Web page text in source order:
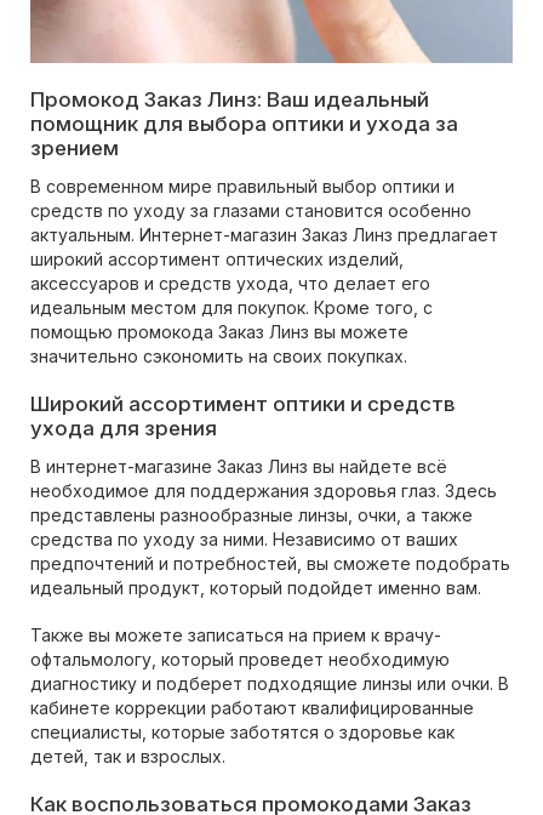
Промокод Заказ Линз: Ваш идеальный
помощник для выбора оптики и ухода за
зрением
В современном мире правильный выбор оптики и
средств по уходу за глазами становится особенно
актуальным. Интернет-магазин Заказ Линз предлагает
широкий ассортимент оптических изделий,
аксессуаров и средств ухода, что делает его
идеальным местом для покупок. Кроме того, с
помощью промокода Заказ Линз вы можете
значительно сэкономить на своих покупках.
Широкий ассортимент оптики и средств
ухода для зрения
В интернет-магазине Заказ Линз вы найдете всё
необходимое для поддержания здоровья глаз. Здесь
представлены разнообразные линзы, очки, а также
средства по уходу за ними. Независимо от ваших
предпочтений и потребностей, вы сможете подобрать
идеальный продукт, который подойдет именно вам.
Также вы можете записаться на прием к врачу-
офтальмологу, который проведет необходимую
диагностику и подберет подходящие линзы или очки. В
кабинете коррекции работают квалифицированные
специалисты, которые заботятся о здоровье как
детей, так и взрослых.
Как воспользоваться промокодами Заказ